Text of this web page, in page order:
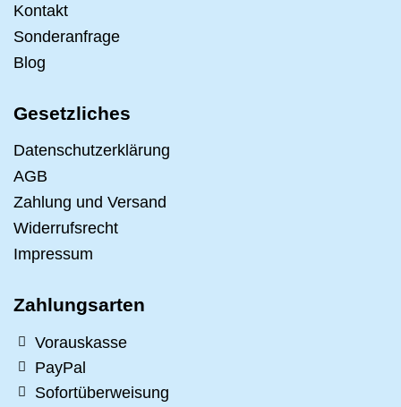
Kontakt
Sonderanfrage
Blog
Gesetzliches
Datenschutzerklärung
AGB
Zahlung und Versand
Widerrufsrecht
Impressum
Zahlungsarten
Vorauskasse
PayPal
Sofortüberweisung